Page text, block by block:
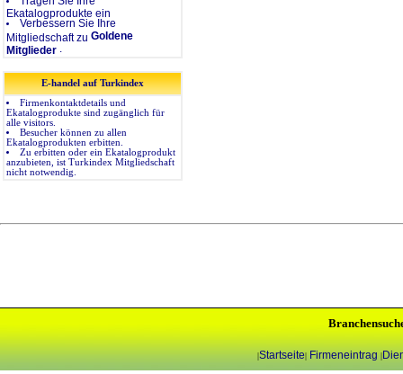
Ekatalogprodukte ein
Verbessern Sie Ihre
Mitgliedschaft zu Goldene
Mitglieder .
E-handel auf Turkindex
Firmenkontaktdetails und
Ekatalogprodukte sind zugänglich für
alle visitors.
Besucher können zu allen
Ekatalogprodukten erbitten.
Zu erbitten oder ein Ekatalogprodukt
anzubieten, ist Turkindex Mitgliedschaft
nicht notwendig.
|Startseite| Firmeneintrag |